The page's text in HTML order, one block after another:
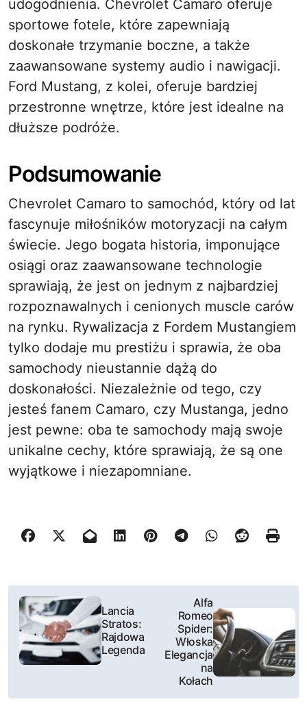
udogodnienia. Chevrolet Camaro oferuje
sportowe fotele, które zapewniają
doskonałe trzymanie boczne, a także
zaawansowane systemy audio i nawigacji.
Ford Mustang, z kolei, oferuje bardziej
przestronne wnętrze, które jest idealne na
dłuższe podróże.
Podsumowanie
Chevrolet Camaro to samochód, który od lat
fascynuje miłośników motoryzacji na całym
świecie. Jego bogata historia, imponujące
osiągi oraz zaawansowane technologie
sprawiają, że jest on jednym z najbardziej
rozpoznawalnych i cenionych muscle carów
na rynku. Rywalizacja z Fordem Mustangiem
tylko dodaje mu prestiżu i sprawia, że oba
samochody nieustannie dążą do
doskonałości. Niezależnie od tego, czy
jesteś fanem Camaro, czy Mustanga, jedno
jest pewne: oba te samochody mają swoje
unikalne cechy, które sprawiają, że są one
wyjątkowe i niezapomniane.
N
w
Lancia
Stratos:
Rajdowa
Legenda
Alfa
Romeo
Spider:
Włoska
Elegancja
na
Kołach